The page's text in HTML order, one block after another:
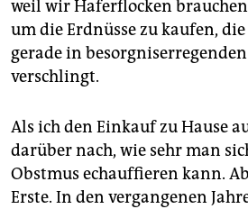
weil wir Haferflocken
um die Erdnüsse zu kaufen,
gerade in
verschlingt.
Als ich den Einkauf zu Hause
darüber nach, wie sehr man
Obstmus echauffieren kann.
Erste. In den vergangenen